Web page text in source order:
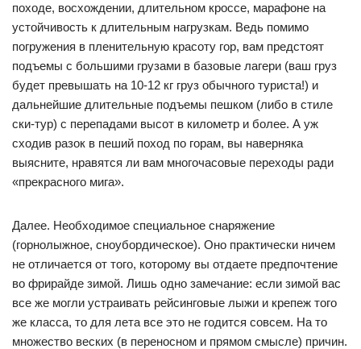
походе, восхождении, длительном кроссе, марафоне на
устойчивость к длительным нагрузкам. Ведь помимо
погружения в пленительную красоту гор, вам предстоят
подъемы с большими грузами в базовые лагери (ваш груз
будет превышать на 10-12 кг груз обычного туриста!) и
дальнейшие длительные подъемы пешком (либо в стиле
ски-тур) с перепадами высот в километр и более. А уж
сходив разок в пеший поход по горам, вы наверняка
выясните, нравятся ли вам многочасовые переходы ради
«прекрасного мига».
Далее. Необходимое специальное снаряжение
(горнолыжное, сноубордическое). Оно практически ничем
не отличается от того, которому вы отдаете предпочтение
во фрирайде зимой. Лишь одно замечание: если зимой вас
все же могли устраивать рейсинговые лыжи и крепеж того
же класса, то для лета все это не годится совсем. На то
множество веских (в переносном и прямом смысле) причин.